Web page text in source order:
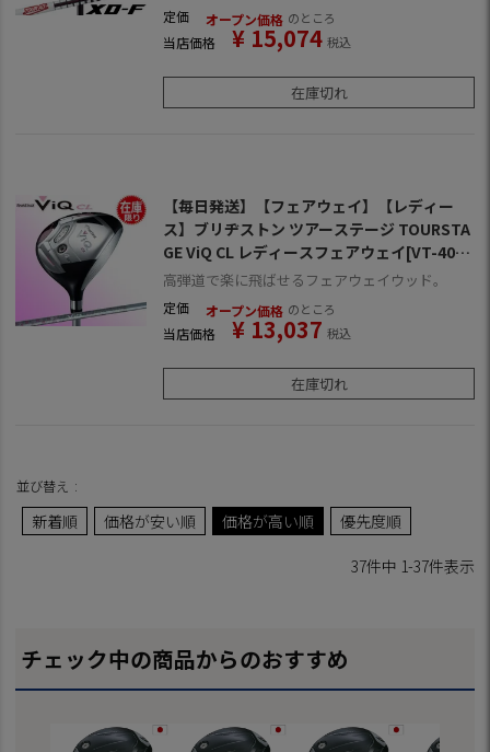
定価 オープン価格 のところ
当店価格 ¥ 15,074 税込
在庫切れ
【毎日発送】【フェアウェイ】【レディー
ス】ブリヂストン ツアーステージ TOURSTA
GE ViQ CL レディースフェアウェイ[VT-401
W装着](日本仕様)
高弾道で楽に飛ばせるフェアウェイウッド。
定価 オープン価格 のところ
当店価格 ¥ 13,037 税込
在庫切れ
並び替え
新着順 価格が安い順 価格が高い順 優先度順
37件中 1-37件表示
チェック中の商品からのおすすめ